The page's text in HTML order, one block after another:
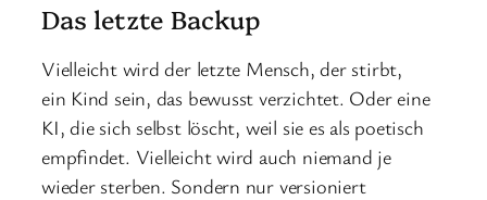
Das letzte Backup
Vielleicht wird der letzte Mensch, der stirbt,
ein Kind sein, das bewusst verzichtet. Oder eine
KI, die sich selbst löscht, weil sie es als poetisch
empfindet. Vielleicht wird auch niemand je
wieder sterben. Sondern nur versioniert